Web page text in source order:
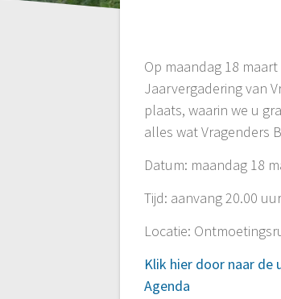
Op maandag 18
Jaarvergadering van
plaats, waarin we u
alles wat Vragenders
Datum: maandag 18
Tijd: aanvang 20.00
Locatie:
Klik hier door naar
Agenda